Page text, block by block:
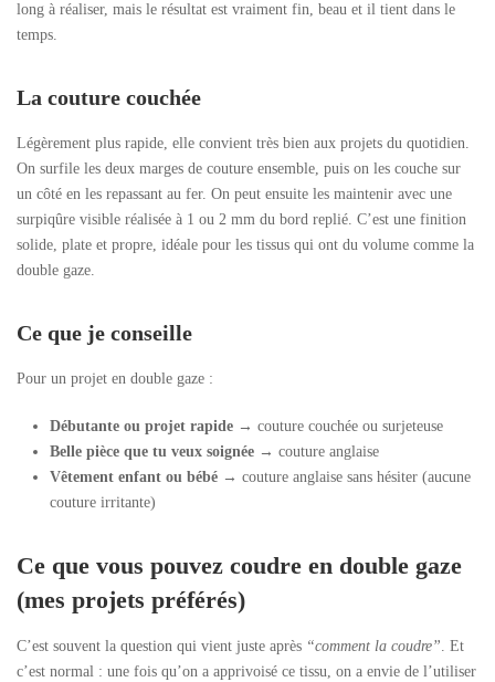
long à réaliser, mais le résultat est vraiment fin, beau et il tient dans le
temps.
La couture couchée
Légèrement plus rapide, elle convient très bien aux projets du quotidien.
On surfile les deux marges de couture ensemble, puis on les couche sur
un côté en les repassant au fer. On peut ensuite les maintenir avec une
surpiqûre visible réalisée à 1 ou 2 mm du bord replié. C’est une finition
solide, plate et propre, idéale pour les tissus qui ont du volume comme la
double gaze.
Ce que je conseille
Pour un projet en double gaze :
Débutante ou projet rapide → couture couchée ou surjeteuse
Belle pièce que tu veux soignée → couture anglaise
Vêtement enfant ou bébé → couture anglaise sans hésiter (aucune
couture irritante)
Ce que vous pouvez coudre en double gaze
(mes projets préférés)
C’est souvent la question qui vient juste après “comment la coudre”. Et
c’est normal : une fois qu’on a apprivoisé ce tissu, on a envie de l’utiliser